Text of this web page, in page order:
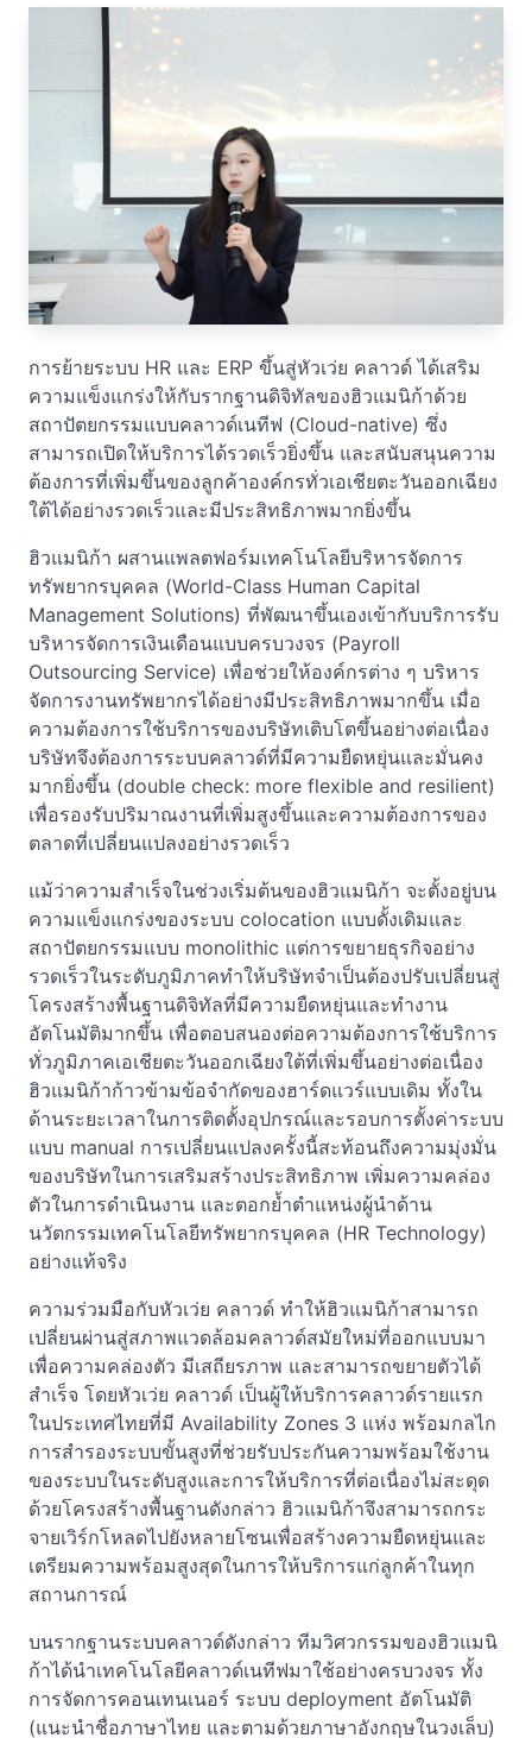
การย้ายระบบ HR และ ERP ขึ้นสู่หัวเว่ย คลาวด์ ได้เสริม
ความแข็งแกร่งให้กับรากฐานดิจิทัลของฮิวแมนิก้าด้วย
สถาปัตยกรรมแบบคลาวด์เนทีฟ (Cloud-native) ซึ่ง
สามารถเปิดให้บริการได้รวดเร็วยิ่งขึ้น และสนับสนุนความ
ต้องการที่เพิ่มขึ้นของลูกค้าองค์กรทั่วเอเชียตะวันออกเฉียง
ใต้ได้อย่างรวดเร็วและมีประสิทธิภาพมากยิ่งขึ้น
ฮิวแมนิก้า ผสานแพลตฟอร์มเทคโนโลยีบริหารจัดการ
ทรัพยากรบุคคล (World-Class Human Capital
Management Solutions) ที่พัฒนาขึ้นเองเข้ากับบริการรับ
บริหารจัดการเงินเดือนแบบครบวงจร (Payroll
Outsourcing Service) เพื่อช่วยให้องค์กรต่าง ๆ บริหาร
จัดการงานทรัพยากรได้อย่างมีประสิทธิภาพมากขึ้น เมื่อ
ความต้องการใช้บริการของบริษัทเติบโตขึ้นอย่างต่อเนื่อง
บริษัทจึงต้องการระบบคลาวด์ที่มีความยืดหยุ่นและมั่นคง
มากยิ่งขึ้น (double check: more flexible and resilient)
เพื่อรองรับปริมาณงานที่เพิ่มสูงขึ้นและความต้องการของ
ตลาดที่เปลี่ยนแปลงอย่างรวดเร็ว
แม้ว่าความสำเร็จในช่วงเริ่มต้นของฮิวแมนิก้า จะตั้งอยู่บน
ความแข็งแกร่งของระบบ colocation แบบดั้งเดิมและ
สถาปัตยกรรมแบบ monolithic แต่การขยายธุรกิจอย่าง
รวดเร็วในระดับภูมิภาคทำให้บริษัทจำเป็นต้องปรับเปลี่ยนสู่
โครงสร้างพื้นฐานดิจิทัลที่มีความยืดหยุ่นและทำงาน
อัตโนมัติมากขึ้น เพื่อตอบสนองต่อความต้องการใช้บริการ
ทั่วภูมิภาคเอเชียตะวันออกเฉียงใต้ที่เพิ่มขึ้นอย่างต่อเนื่อง
ฮิวแมนิก้าก้าวข้ามข้อจำกัดของฮาร์ดแวร์แบบเดิม ทั้งใน
ด้านระยะเวลาในการติดตั้งอุปกรณ์และรอบการตั้งค่าระบบ
แบบ manual การเปลี่ยนแปลงครั้งนี้สะท้อนถึงความมุ่งมั่น
ของบริษัทในการเสริมสร้างประสิทธิภาพ เพิ่มความคล่อง
ตัวในการดำเนินงาน และตอกย้ำตำแหน่งผู้นำด้าน
นวัตกรรมเทคโนโลยีทรัพยากรบุคคล (HR Technology)
อย่างแท้จริง
ความร่วมมือกับหัวเว่ย คลาวด์ ทำให้ฮิวแมนิก้าสามารถ
เปลี่ยนผ่านสู่สภาพแวดล้อมคลาวด์สมัยใหม่ที่ออกแบบมา
เพื่อความคล่องตัว มีเสถียรภาพ และสามารถขยายตัวได้
สำเร็จ โดยหัวเว่ย คลาวด์ เป็นผู้ให้บริการคลาวด์รายแรก
ในประเทศไทยที่มี Availability Zones 3 แห่ง พร้อมกลไก
การสำรองระบบขั้นสูงที่ช่วยรับประกันความพร้อมใช้งาน
ของระบบในระดับสูงและการให้บริการที่ต่อเนื่องไม่สะดุด
ด้วยโครงสร้างพื้นฐานดังกล่าว ฮิวแมนิก้าจึงสามารถกระ
จายเวิร์กโหลดไปยังหลายโซนเพื่อสร้างความยืดหยุ่นและ
เตรียมความพร้อมสูงสุดในการให้บริการแก่ลูกค้าในทุก
สถานการณ์
บนรากฐานระบบคลาวด์ดังกล่าว ทีมวิศวกรรมของฮิวแมนิ
ก้าได้นำเทคโนโลยีคลาวด์เนทีฟมาใช้อย่างครบวงจร ทั้ง
การจัดการคอนเทนเนอร์ ระบบ deployment อัตโนมัติ
(แนะนำชื่อภาษาไทย และตามด้วยภาษาอังกฤษในวงเล็บ)